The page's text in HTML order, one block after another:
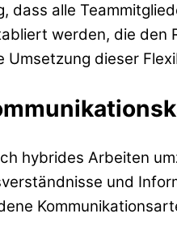
dass alle
werden, die den
Umsetzung dieser
hybrides Arbeiten
und